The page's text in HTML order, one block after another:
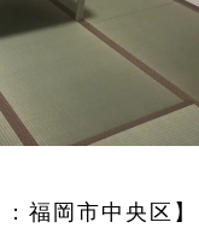
福岡市中央区】